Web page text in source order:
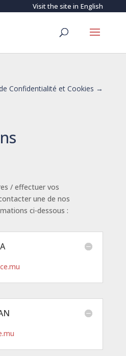
Visit the site in English
Confidentialité et Cookies →
/ effectuer vos
une de nos
ci-dessous :